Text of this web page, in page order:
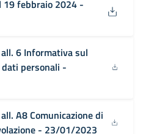
19 febbraio 2024 -
6 Informativa sul
personali -
A8 Comunicazione di
- 23/01/2023